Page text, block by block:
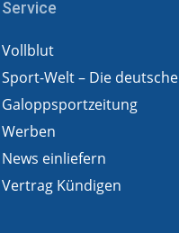
Service
Vollblut
Sport-Welt – Die deutsche
Galoppsportzeitung
Werben
News einliefern
Vertrag Kündigen